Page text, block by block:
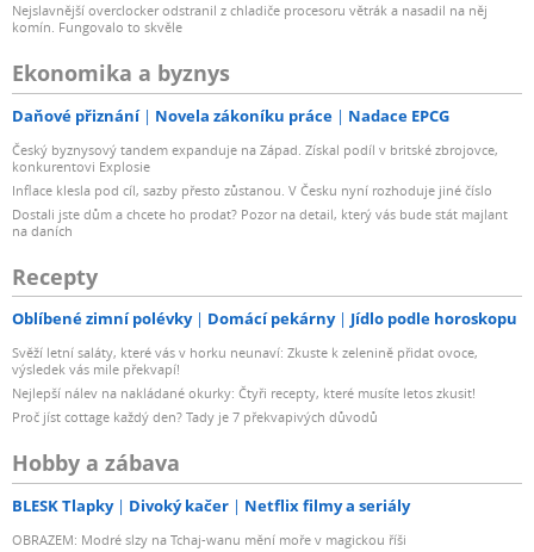
Nejslavnější overclocker odstranil z chladiče procesoru větrák a nasadil na něj
komín. Fungovalo to skvěle
Ekonomika a byznys
Daňové přiznání Novela zákoníku práce Nadace EPCG
Český byznysový tandem expanduje na Západ. Získal podíl v britské zbrojovce,
konkurentovi Explosie
Inflace klesla pod cíl, sazby přesto zůstanou. V Česku nyní rozhoduje jiné číslo
Dostali jste dům a chcete ho prodat? Pozor na detail, který vás bude stát majlant
na daních
Recepty
Oblíbené zimní polévky Domácí pekárny Jídlo podle horoskopu
Svěží letní saláty, které vás v horku neunaví: Zkuste k zelenině přidat ovoce,
výsledek vás mile překvapí!
Nejlepší nálev na nakládané okurky: Čtyři recepty, které musíte letos zkusit!
Proč jíst cottage každý den? Tady je 7 překvapivých důvodů
Hobby a zábava
BLESK Tlapky Divoký kačer Netflix filmy a seriály
OBRAZEM: Modré slzy na Tchaj-wanu mění moře v magickou říši